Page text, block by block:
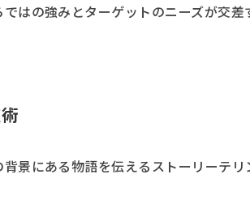
はの強みとターゲットのニーズが交差
景にある物語を伝えるストーリーテリ